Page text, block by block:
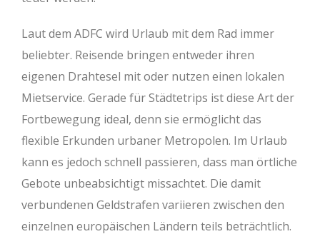
Laut dem ADFC wird Urlaub mit dem Rad immer
beliebter. Reisende bringen entweder ihren
eigenen Drahtesel mit oder nutzen einen lokalen
Mietservice. Gerade für Städtetrips ist diese Art der
Fortbewegung ideal, denn sie ermöglicht das
flexible Erkunden urbaner Metropolen. Im Urlaub
kann es jedoch schnell passieren, dass man örtliche
Gebote unbeabsichtigt missachtet. Die damit
verbundenen Geldstrafen variieren zwischen den
einzelnen europäischen Ländern teils beträchtlich.